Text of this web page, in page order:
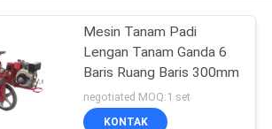
Kayu
Mesin Tanam Padi
Lengan Tanam Ganda 6
Baris Ruang Baris 300mm
negotiated MOQ:1 set
KONTAK